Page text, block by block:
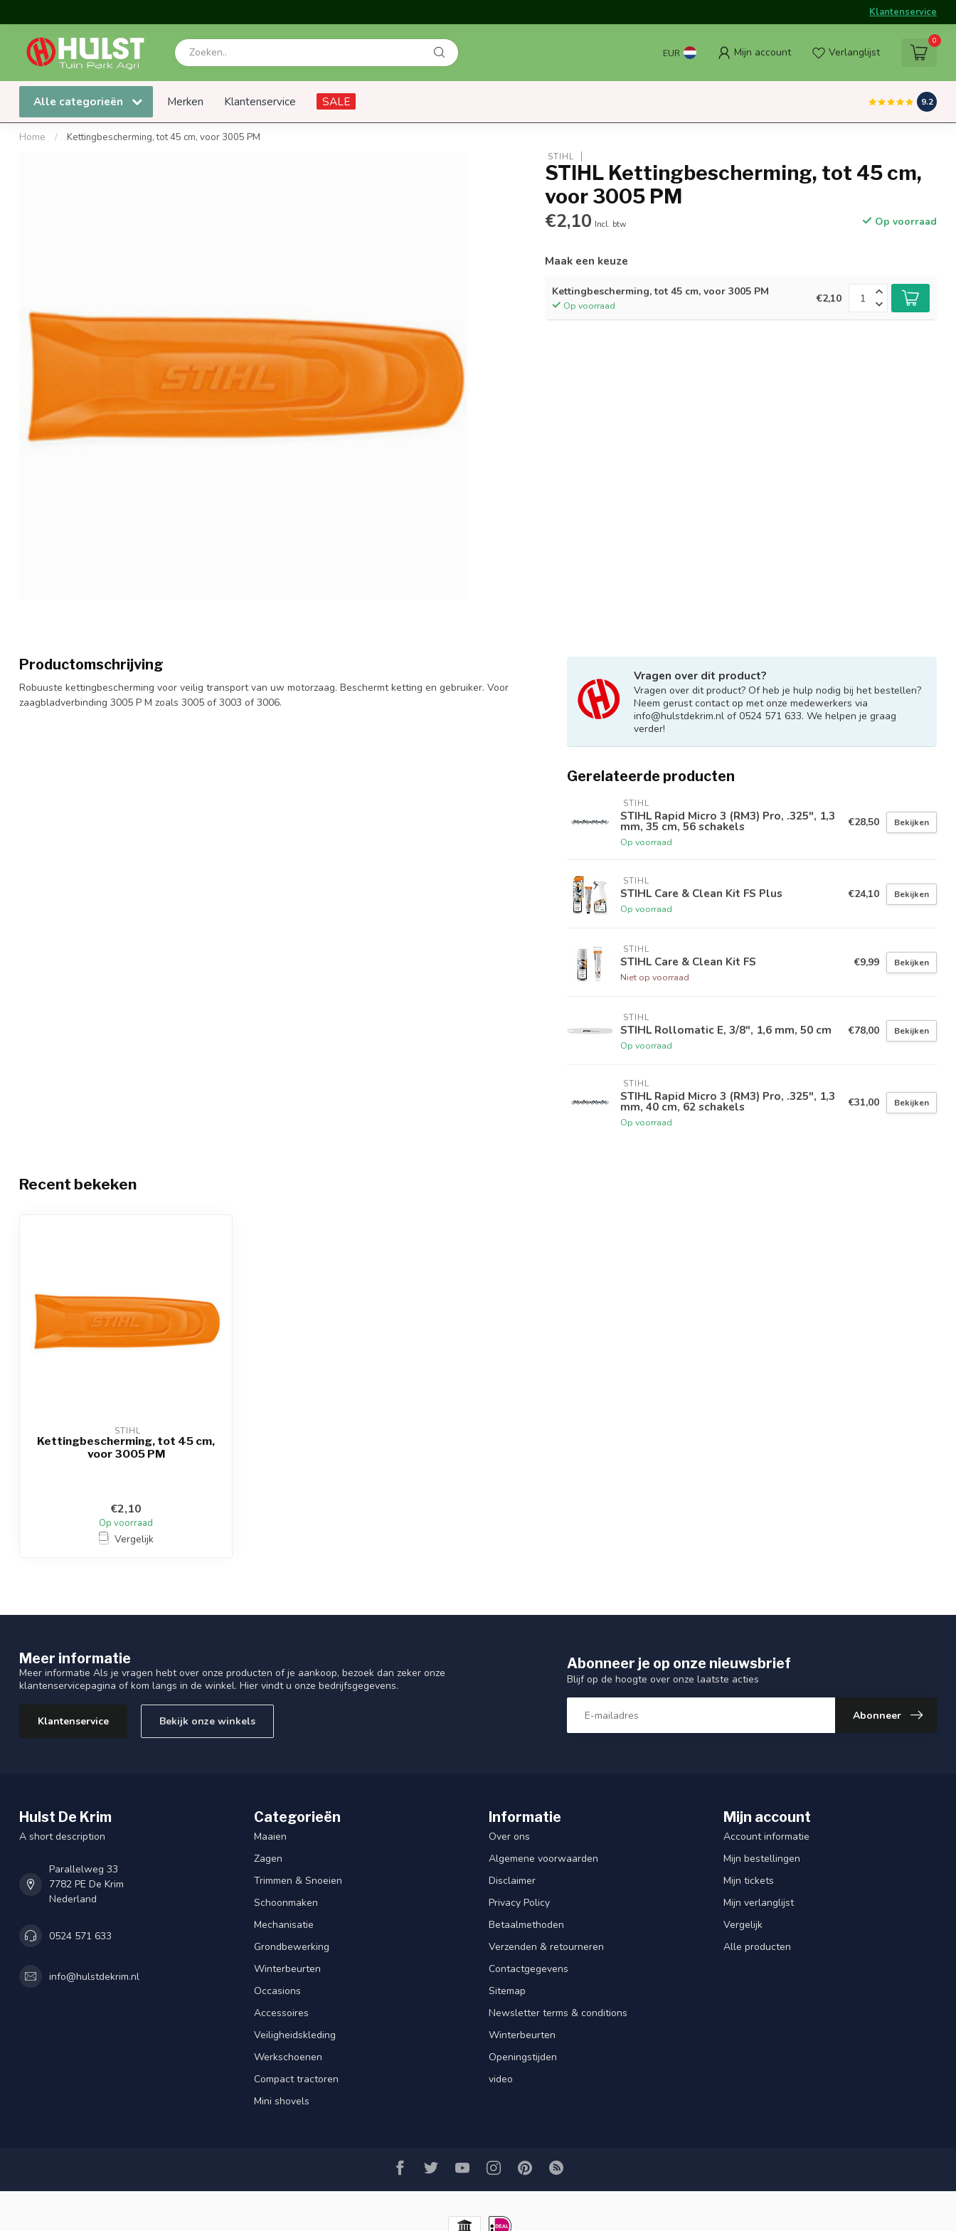
Klantenservice
EUR Mijn account Verlanglijst
0
Alle categorieën Merken Klantenservice SALE 9.2
Home / Kettingbescherming, tot 45 cm, voor 3005 PM
STIHL
STIHL Kettingbescherming, tot 45 cm,
voor 3005 PM
€2,10 Incl. btw Op voorraad
Maak een keuze
Kettingbescherming, tot 45 cm, voor 3005 PM
Op voorraad
€2,10
Productomschrijving
Robuuste kettingbescherming voor veilig transport van uw motorzaag. Beschermt ketting en gebruiker. Voor
zaagbladverbinding 3005 P M zoals 3005 of 3003 of 3006.
Vragen over dit product?
Vragen over dit product? Of heb je hulp nodig bij het bestellen?
Neem gerust contact op met onze medewerkers via
info@hulstdekrim.nl of 0524 571 633. We helpen je graag
verder!
Gerelateerde producten
STIHL
STIHL Rapid Micro 3 (RM3) Pro, .325", 1,3
mm, 35 cm, 56 schakels
Op voorraad
€28,50 Bekijken
STIHL
STIHL Care & Clean Kit FS Plus
Op voorraad
€24,10 Bekijken
STIHL
STIHL Care & Clean Kit FS
Niet op voorraad
€9,99 Bekijken
STIHL
STIHL Rollomatic E, 3/8", 1,6 mm, 50 cm
Op voorraad
€78,00 Bekijken
STIHL
STIHL Rapid Micro 3 (RM3) Pro, .325", 1,3
mm, 40 cm, 62 schakels
Op voorraad
€31,00 Bekijken
Recent bekeken
STIHL
Kettingbescherming, tot 45 cm,
voor 3005 PM
€2,10
Op voorraad
Vergelijk
Meer informatie
Meer informatie Als je vragen hebt over onze producten of je aankoop, bezoek dan zeker onze
klantenservicepagina of kom langs in de winkel. Hier vindt u onze bedrijfsgegevens.
Klantenservice Bekijk onze winkels
Abonneer je op onze nieuwsbrief
Blijf op de hoogte over onze laatste acties
Abonneer
Hulst De Krim
A short description
Parallelweg 33
7782 PE De Krim
Nederland
0524 571 633
info@hulstdekrim.nl
Categorieën
Maaien
Zagen
Trimmen & Snoeien
Schoonmaken
Mechanisatie
Grondbewerking
Winterbeurten
Occasions
Accessoires
Veiligheidskleding
Werkschoenen
Compact tractoren
Mini shovels
Informatie
Over ons
Algemene voorwaarden
Disclaimer
Privacy Policy
Betaalmethoden
Verzenden & retourneren
Contactgegevens
Sitemap
Newsletter terms & conditions
Winterbeurten
Openingstijden
video
Mijn account
Account informatie
Mijn bestellingen
Mijn tickets
Mijn verlanglijst
Vergelijk
Alle producten